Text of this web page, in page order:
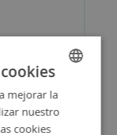
SPANISH
ENGLISH
mejorar la
nuestro
cookies